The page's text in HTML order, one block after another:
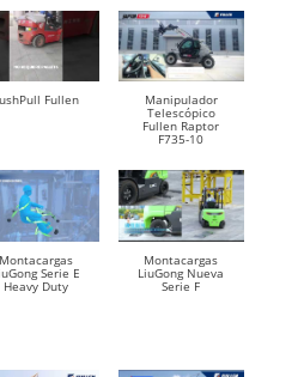
Fullen
Manipulador
Telescópico
Fullen Raptor
F735-10
Montacargas
Serie E
Heavy Duty
Montacargas
LiuGong Nueva
Serie F